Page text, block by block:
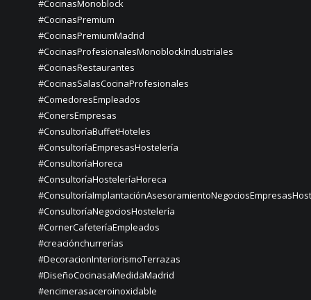
#CocinasMonoblock
#CocinasPremium
#CocinasPremiumMadrid
#CocinasProfesionalesMonoblockIndustriales
#CocinasRestaurantes
#CocinasSalasCocinaProfesionales
#ComedoresEmpleados
#ConersEmpresas
#ConsultoríaBuffetHoteles
#ConsultoríaEmpresasHostelería
#ConsultoríaHoreca
#ConsultoríaHosteleríaHoreca
#ConsultoríaNegociosHostelería
#CornerCafeteríaEmpleados
#creaciónchurrerías
#DecoracionInteriorismoTerrazas
#DiseñoCocinasaMedidaMadrid
#encimerasaceroinoxidable